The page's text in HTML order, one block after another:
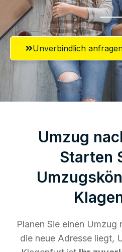
Unverbindlich
Umzug
Starten
Planen Sie einen
die neue Adresse liegt,